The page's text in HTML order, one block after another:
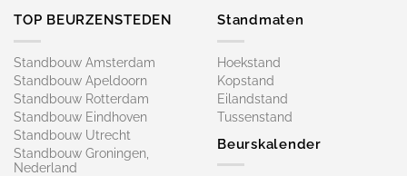
TOP BEURZENSTEDEN
Standbouw Amsterdam
Standbouw Apeldoorn
Standbouw Rotterdam
Standbouw Eindhoven
Standbouw Utrecht
Standbouw Groningen,
Nederland
Standmaten
Hoekstand
Kopstand
Eilandstand
Tussenstand
Beurskalender